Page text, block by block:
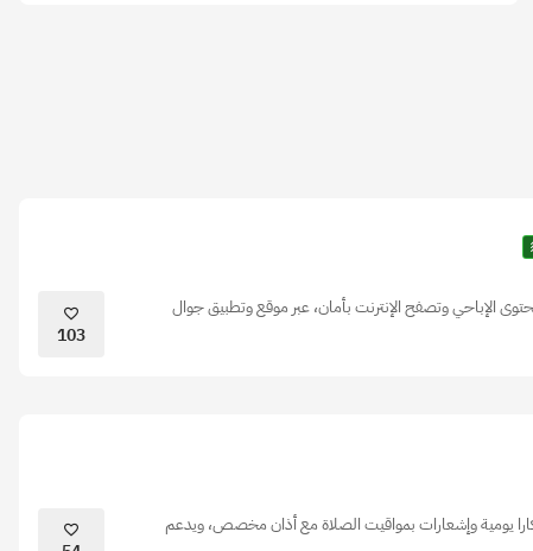
الإباحي وتصفح الإنترنت بأمان، عبر موقع وتطبيق جوال
103
يومية وإشعارات بمواقيت الصلاة مع أذان مخصص، ويدعم